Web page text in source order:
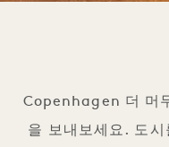
Copenhagen 더 머
을 보내보세요. 도